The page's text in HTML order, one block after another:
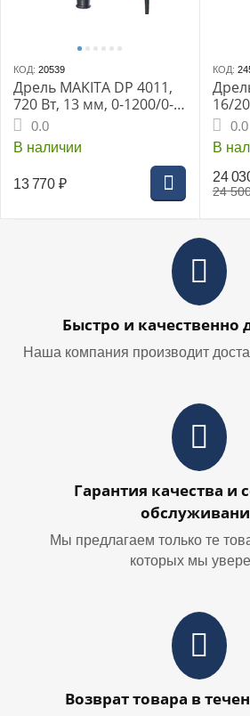
КОД: 20539
Дрель MAKITA DP 4011,
720 Вт, 13 мм, 0-1200/0-
2900 об/мин, БЗП, 2.2 кг
0.0
В наличии
13 770 ₽
КОД:
16/
ручка
0.0
В
24
24
Быстро и качественно
Наша компания производит
Гарантия качества и
Мы предлагаем только те
которых мы
Возврат товара в